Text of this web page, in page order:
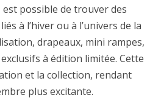
possible de trouver des
à l’hiver ou à l’univers de la
drapeaux, mini rampes,
à édition limitée. Cette
et la collection, rendant
plus excitante.